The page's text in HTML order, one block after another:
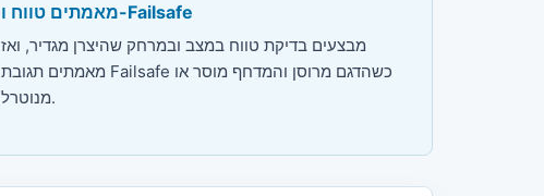
מאמתים טווח ו-Failsafe
מבצעים בדיקת טווח במצב ובמרחק שהיצרן מגדיר, ואז
מאמתים תגובת Failsafe כשהדגם מרוסן והמדחף מוסר או
מנוטרל.